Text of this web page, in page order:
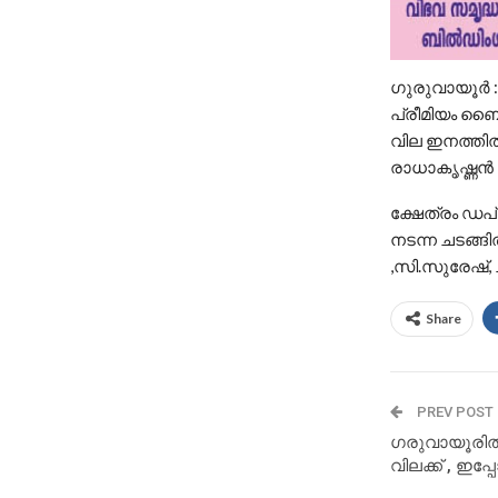
ഗുരുവായൂർ :
പ്രീമിയം
വില
രാധാകൃഷ്ണൻ
ക്ഷേത്രം
നടന്ന
,സി.സുരേഷ്,
Share
PREV POST
വിലക്ക് ,